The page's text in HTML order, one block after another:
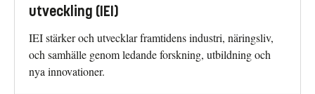
utveckling (IEI)
IEI stärker och utvecklar framtidens industri, näringsliv,
och samhälle genom ledande forskning, utbildning och
nya innovationer.